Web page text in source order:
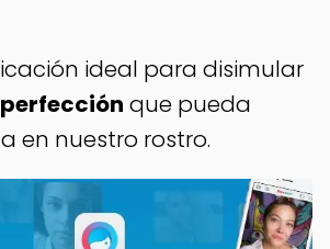
ideal para disimular
que pueda
en nuestro rostro.